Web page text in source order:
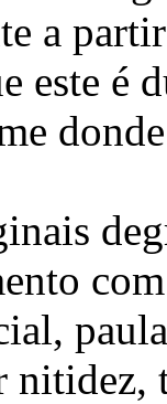
a
este é
nitidez,